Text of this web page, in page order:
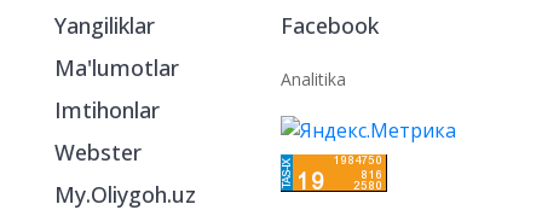
Oliygohlar
Telegram
Facebook
Analitika